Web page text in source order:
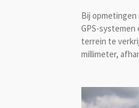
Bij
GPS-
terrein te
millimeter,